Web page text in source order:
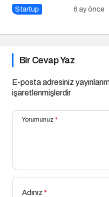
Startup 6 ay önce
Bir Cevap Yaz
E-posta adresiniz
işaretlenmişlerdir
Yorumunuz *
Adınız *